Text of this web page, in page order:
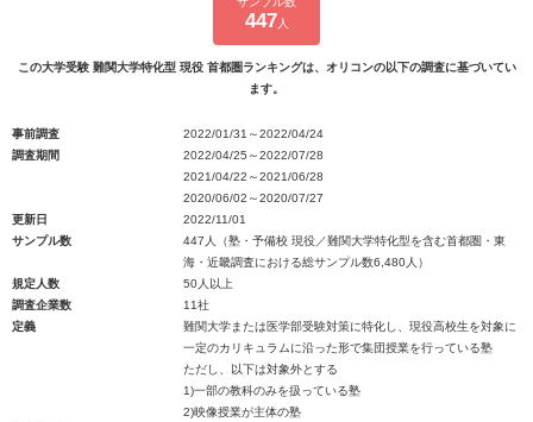
447 人
この大学受験 難関大学特化型 現役 首都圏ランキングは、オリコンの以下の調査に基づいてい
ます。
事前調査
2022/01/31～2022/04/24
調査期間
2022/04/25～2022/07/28
2021/04/22～2021/06/28
2020/06/02～2020/07/27
更新日
2022/11/01
サンプル数
447人（塾・予備校 現役／難関大学特化型を含む首都圏・東
海・近畿調査における総サンプル数6,480人）
規定人数
50人以上
調査企業数
11社
定義
難関大学または医学部受験対策に特化し、現役高校生を対象に
一定のカリキュラムに沿った形で集団授業を行っている塾
ただし、以下は対象外とする
1)一部の教科のみを扱っている塾
2)映像授業が主体の塾